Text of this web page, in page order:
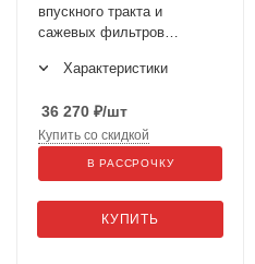
впускного тракта и
сажевых фильтров
Характеристики
36 270 ₽/шт
КУПИТЬ
Купить со скидкой
В РАССРОЧКУ